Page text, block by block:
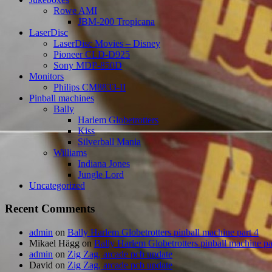
Rowe AMI
JBM-200 Tropicana
LaserDisc
LaserDisc Movies – Disney
Pioneer CLD-D925
Sony MDP-850D
Monitors
Philips CM8833-II
Pinball machines
Bally
Harlem Globetrotters
Kiss
Silverball Mania
Williams
Indiana Jones
Jungle Lord
Uncategorized
Recent Comments
admin on Bally Harlem Globetrotters pinball machine part 4
Mikael Hägg on Bally Harlem Globetrotters pinball machine
admin on Zig Zag, arcade pcb update
David on Zig Zag, arcade pcb update